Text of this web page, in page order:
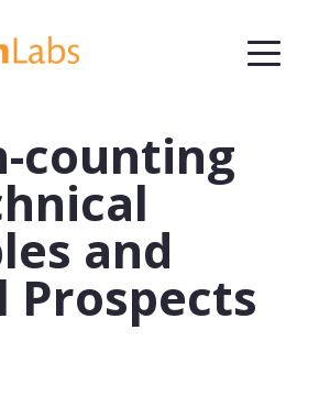
counting
and
Prospects